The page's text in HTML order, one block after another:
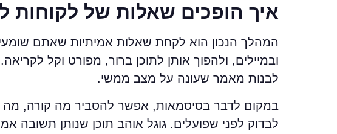
איך הופכים שאלות של לקוחות
המהלך הנכון הוא לקחת שאלות אמיתיות שאתם
ובמיילים, ולהפוך אותן לתוכן ברור, מפורט וקל
לבנות מאמר שעונה על מצב ממשי.
במקום לדבר בסיסמאות, אפשר להסביר מה קורה, מה
לבדוק לפני שפועלים. גוגל אוהב תוכן שנותן תשובה